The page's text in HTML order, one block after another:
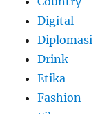
Digital
Diplomasi
Drink
Etika
Fashion